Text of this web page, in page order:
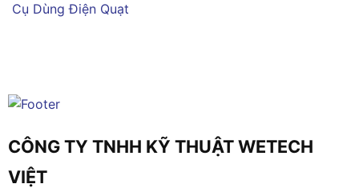
Cụ Dùng Điện Quạt
CÔNG TY TNHH KỸ THUẬT WETECH
VIỆT